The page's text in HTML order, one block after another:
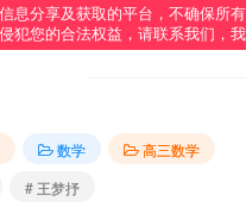
息分享及获取的平台，不确保所
犯您的合法权益，请联系我们，
数学
高三数学
# 王梦抒